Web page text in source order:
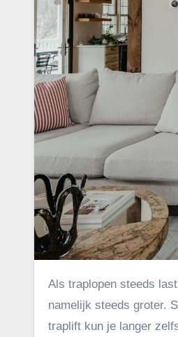
Als traplopen steeds lastiger gaat, is het niet verstandig om dit te blijven doen. De kans dat je een keer valt, wordt
namelijk steeds groter.
traplift kun je langer